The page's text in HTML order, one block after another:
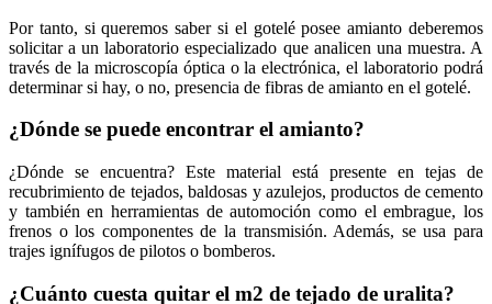
Por tanto, si queremos saber si el gotelé posee amianto deberemos
solicitar a un laboratorio especializado que analicen una muestra. A
través de la microscopía óptica o la electrónica, el laboratorio podrá
determinar si hay, o no, presencia de fibras de amianto en el gotelé.
¿Dónde se puede encontrar el amianto?
¿Dónde se encuentra? Este material está presente en tejas de
recubrimiento de tejados, baldosas y azulejos, productos de cemento
y también en herramientas de automoción como el embrague, los
frenos o los componentes de la transmisión. Además, se usa para
trajes ignífugos de pilotos o bomberos.
¿Cuánto cuesta quitar el m2 de tejado de uralita?